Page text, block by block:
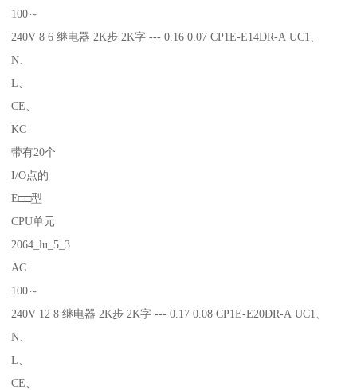
100～
240V 8 6 继电器 2K步 2K字 --- 0.16 0.07 CP1E-E14DR-A UC1、
N、
L、
CE、
KC
带有20个
I/O点的
E□□型
CPU单元
2064_lu_5_3
AC
100～
240V 12 8 继电器 2K步 2K字 --- 0.17 0.08 CP1E-E20DR-A UC1、
N、
L、
CE、